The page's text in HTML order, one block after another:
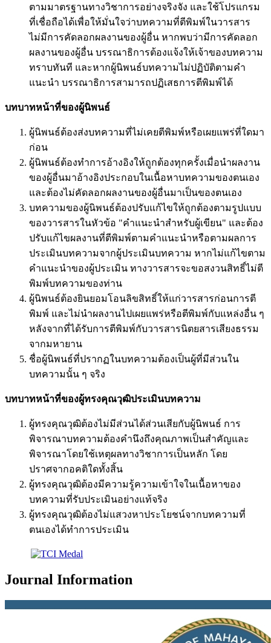
ตามมาตรฐานทางวิชาการอย่างจริงจัง และใช้โปรแกรม
ที่เชื่อถือได้เพื่อให้มั่นใจว่าบทความที่ตีพิมพ์ในวารสาร
ไม่มีการคัดลอกผลงานของผู้อื่น หากพบว่ามีการคัดลอก
ผลงานของผู้อื่น บรรณาธิการต้องแจ้งให้เจ้าของบทความ
ทราบทันที และหากผู้นิพนธ์บทความไม่ปฏิบัติตามคำ
แนะนำ บรรณาธิการสามารถปฏิเสธการตีพิมพ์ได้
บทบาทหน้าที่ของผู้นิพนธ์
ผู้นิพนธ์ต้องส่งบทความที่ไม่เคยตีพิมพ์หรือเผยแพร่ที่ใดมา
ก่อน
ผู้นิพนธ์ต้องทำการอ้างอิงให้ถูกต้องทุกครั้งเมื่อนำผลงาน
ของผู้อื่นมาอ้างอิงประกอบในเนื้อหาบทความของตนเอง
และต้องไม่คัดลอกผลงานของผู้อื่นมาเป็นของตนเอง
บทความของผู้นิพนธ์ต้องปรับแก้ไขให้ถูกต้องตามรูปแบบ
ของวารสารในหัวข้อ "คำแนะนำสำหรับผู้เขียน" และต้อง
ปรับแก้ไขผลงานที่ตีพิมพ์ตามคำแนะนำหรือตามผลการ
ประเมินบทความจากผู้ประเมินบทความ หากไม่แก้ไขตาม
คำแนะนำของผู้ประเมิน ทางวารสารจะขอสงวนสิทธิ์ไม่ตี
พิมพ์บทความของท่าน
ผู้นิพนธ์ต้องยินยอมโอนลิขสิทธิ์ให้แก่วารสารก่อนการตี
พิมพ์ และไม่นำผลงานไปเผยแพร่หรือตีพิมพ์กับแหล่งอื่น ๆ
หลังจากที่ได้รับการตีพิมพ์กับวารสารนิตยสารเสียงธรรม
จากมหายาน
ชื่อผู้นิพนธ์ที่ปรากฏในบทความต้องเป็นผู้ที่มีส่วนใน
บทความนั้น ๆ จริง
บทบาทหน้าที่ของผู้ทรงคุณวุฒิประเมินบทความ
ผู้ทรงคุณวุฒิต้องไม่มีส่วนได้ส่วนเสียกับผู้นิพนธ์ การ
พิจารณาบทความต้องคำนึงถึงคุณภาพเป็นสำคัญและ
พิจารณาโดยใช้เหตุผลทางวิชาการเป็นหลัก โดย
ปราศจากอคติใดทั้งสิ้น
ผู้ทรงคุณวุฒิต้องมีความรู้ความเข้าใจในเนื้อหาของ
บทความที่รับประเมินอย่างแท้จริง
ผู้ทรงคุณวุฒิต้องไม่แสวงหาประโยชน์จากบทความที่
ตนเองได้ทำการประเมิน
Journal Information